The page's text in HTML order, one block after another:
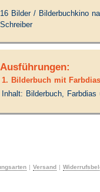
16 Bilder / Bilderbuchkino
Schreiber
Ausführungen:
1. Bilderbuch mit
Inhalt: Bilderbuch,
| Versand |